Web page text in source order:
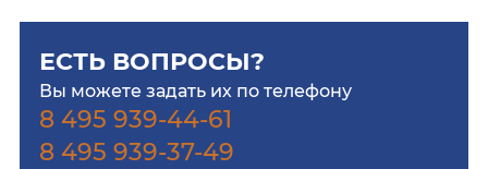
ЕСТЬ ВОПРОСЫ?
Вы можете задать их по телефону
8 495 939-44-61
8 495 939-37-49